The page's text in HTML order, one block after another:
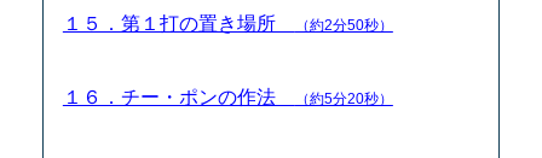
１５．第１打の置き場所 （約2分50秒）
１６．チー・ポンの作法 （約5分20秒）